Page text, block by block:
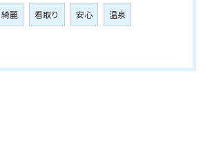
綺麗 看取り 安心 温泉